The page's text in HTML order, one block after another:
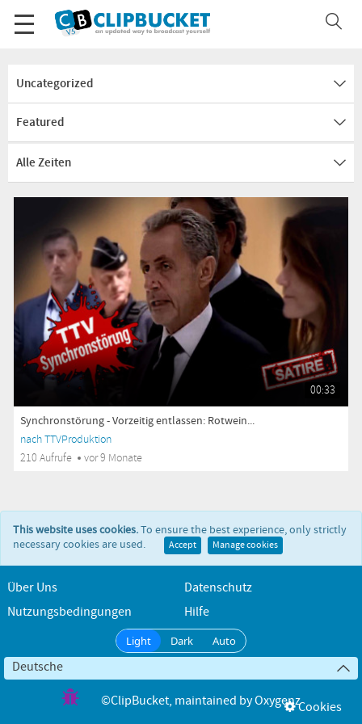
Uncategorized
Featured
Alle Zeiten
00:33
Synchronstörung - Vorzeitig entlassen: Rotwein...
nach TTVProduktion
210 Aufrufe
vor 9 Monate
This website uses cookies.To ensure the best experience, only strictly
necessary cookies are used.
Accept Manage cookies
Über Uns
Datenschutz
Nutzungsbedingungen
Hilfe
Light Dark Auto
Deutsche
©ClipBucket, maintained byOxygenzCookies